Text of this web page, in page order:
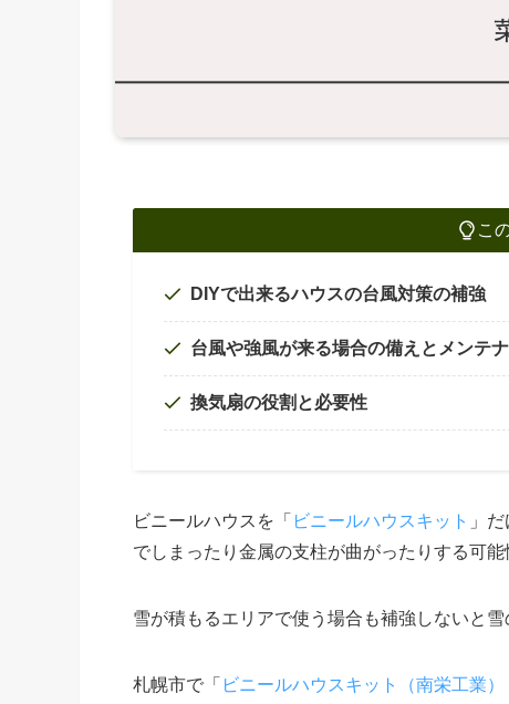
こ
DIYで出来るハウスの台風対策の補強
台風や強風が来る場合の備えとメンテ
換気扇の役割と必要性
ビニールハウスを「 ビニールハウスキット 」
でしまったり金属の支柱が曲がったりする可能
雪が積もるエリアで使う場合も補強しないと雪
札幌市で「 ビニールハウスキット（南栄工業）